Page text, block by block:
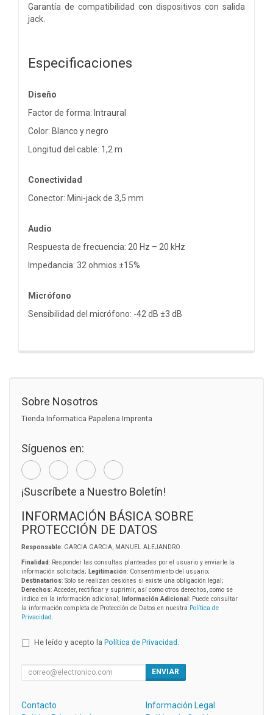
Garantía de compatibilidad con dispositivos con salida
jack.
Especificaciones
Diseño
Factor de forma: Intraural
Color: Blanco y negro
Longitud del cable: 1,2 m
Conectividad
Conector: Mini-jack de 3,5 mm
Audio
Respuesta de frecuencia: 20 Hz – 20 kHz
Impedancia: 32 ohmios ±15%
Micrófono
Sensibilidad del micrófono: -42 dB ±3 dB
Sobre Nosotros
Tienda Informatica Papeleria Imprenta
Síguenos en:
¡Suscríbete a Nuestro Boletín!
INFORMACIÓN BÁSICA SOBRE
PROTECCIÓN DE DATOS
Responsable: GARCIA GARCIA, MANUEL ALEJANDRO
Finalidad: Responder las consultas planteadas por el usuario y enviarle la
información solicitada; Legitimación: Consentimiento del usuario;
Destinatarios: Solo se realizan cesiones si existe una obligación legal;
Derechos: Acceder, rectificar y suprimir, así como otros derechos, como se
indica en la información adicional;
Información Adicional : Puede consultar
la información completa de Protección de Datos en nuestra Política de
Privacidad
He leído y acepto la Política de Privacidad
ENVIAR
Contacto
Información Legal